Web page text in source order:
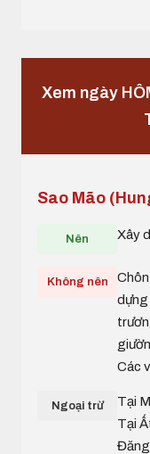
Xem ngày
Sao Mão
Nên Xây
Không nên
dựng
Các
Ngoại trừ
Tại
Tại
Đăng